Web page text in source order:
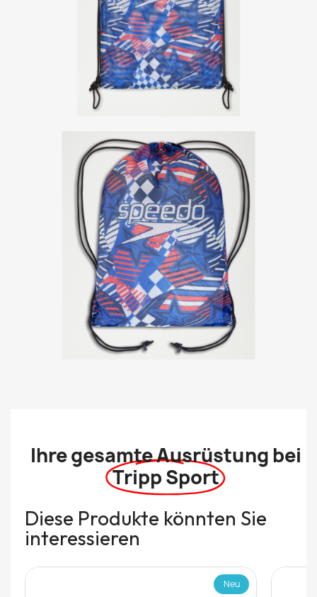
Ihre gesamte Ausrüstung bei
Tripp Sport
Diese Produkte könnten Sie
interessieren
Neu